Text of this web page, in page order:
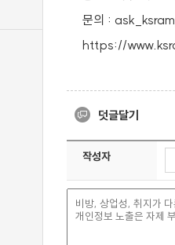
문의 :
https://
덧글달기
작성자